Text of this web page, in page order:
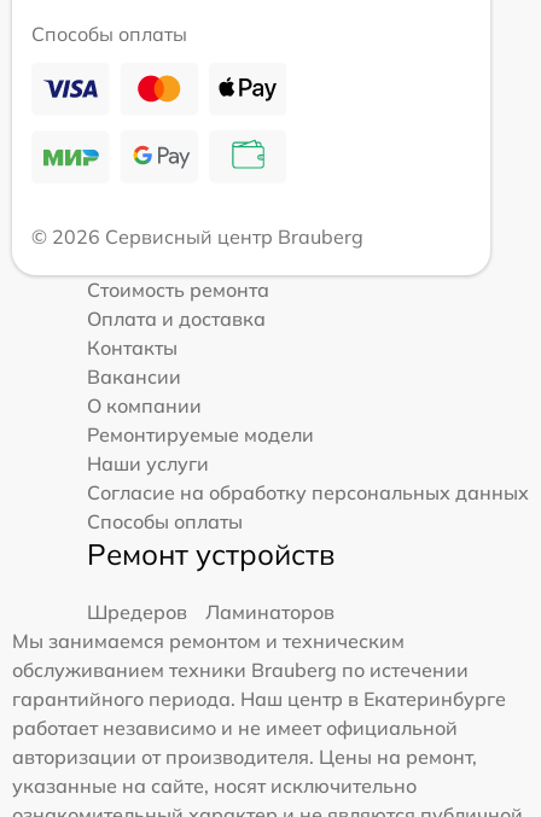
Способы оплаты
© 2026 Сервисный центр Brauberg
Стоимость ремонта
Оплата и доставка
Контакты
Вакансии
О компании
Ремонтируемые модели
Наши услуги
Согласие на обработку персональных данных
Способы оплаты
Ремонт устройств
Шредеров
Ламинаторов
Мы занимаемся ремонтом и техническим
обслуживанием техники Brauberg по истечении
гарантийного периода. Наш центр в Екатеринбурге
работает независимо и не имеет официальной
авторизации от производителя. Цены на ремонт,
указанные на сайте, носят исключительно